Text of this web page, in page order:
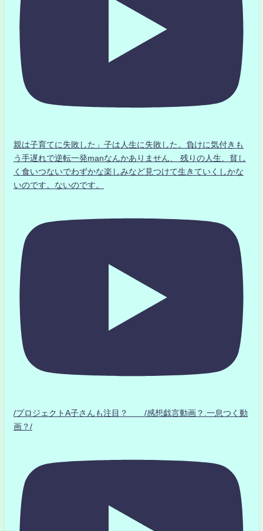
親は子育てに失敗した」子は人生に失敗した。負けに気付きも
う手遅れで逆転一発manなんかありません、 残りの人生、貧し
く食いつないでわずかな楽しみなど見つけて生きていくしかな
いのです。ないのです。
/プロジェクトA子さんも注目？ /感想戯言動画？.一息つく動
画？/